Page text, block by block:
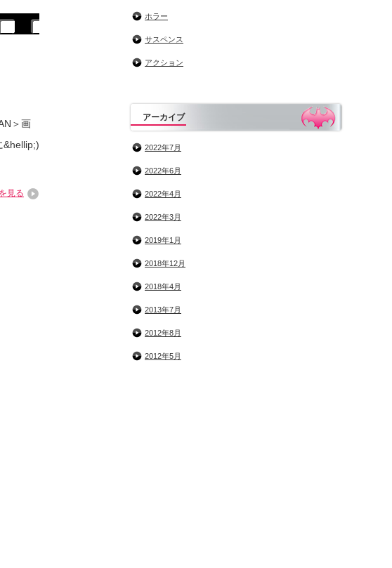
＞画
&hellip;)
見る
ホラー
サスペンス
アクション
アーカイブ
2022年7月
2022年6月
2022年4月
2022年3月
2019年1月
2018年12月
2018年4月
2013年7月
2012年8月
2012年5月